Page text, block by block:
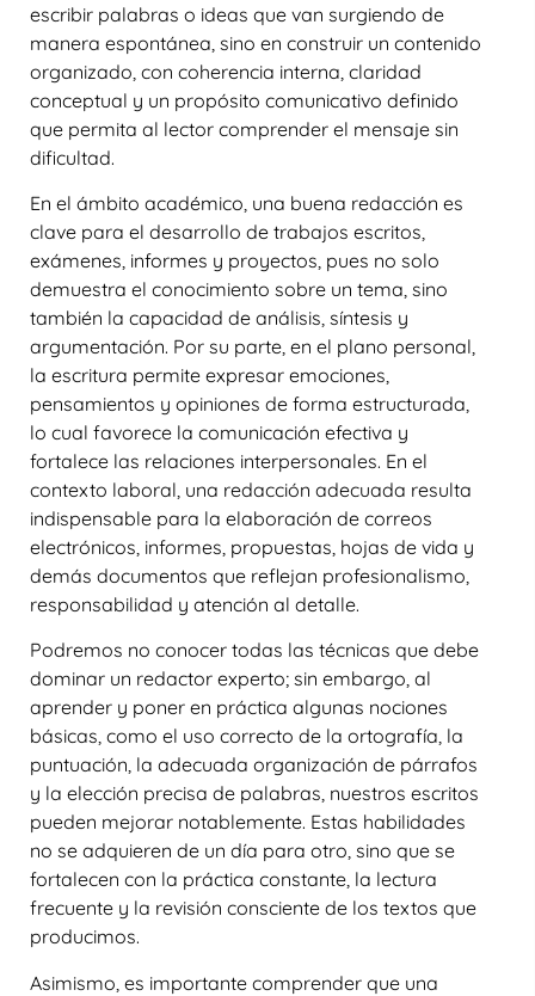
escribir palabras o ideas que van surgiendo de
manera espontánea, sino en construir un contenido
organizado, con coherencia interna, claridad
conceptual y un propósito comunicativo definido
que permita al lector comprender el mensaje sin
dificultad.
En el ámbito académico, una buena redacción es
clave para el desarrollo de trabajos escritos,
exámenes, informes y proyectos, pues no solo
demuestra el conocimiento sobre un tema, sino
también la capacidad de análisis, síntesis y
argumentación. Por su parte, en el plano personal,
la escritura permite expresar emociones,
pensamientos y opiniones de forma estructurada,
lo cual favorece la comunicación efectiva y
fortalece las relaciones interpersonales. En el
contexto laboral, una redacción adecuada resulta
indispensable para la elaboración de correos
electrónicos, informes, propuestas, hojas de vida y
demás documentos que reflejan profesionalismo,
responsabilidad y atención al detalle.
Podremos no conocer todas las técnicas que debe
dominar un redactor experto; sin embargo, al
aprender y poner en práctica algunas nociones
básicas, como el uso correcto de la ortografía, la
puntuación, la adecuada organización de párrafos
y la elección precisa de palabras, nuestros escritos
pueden mejorar notablemente. Estas habilidades
no se adquieren de un día para otro, sino que se
fortalecen con la práctica constante, la lectura
frecuente y la revisión consciente de los textos que
producimos.
Asimismo, es importante comprender que una